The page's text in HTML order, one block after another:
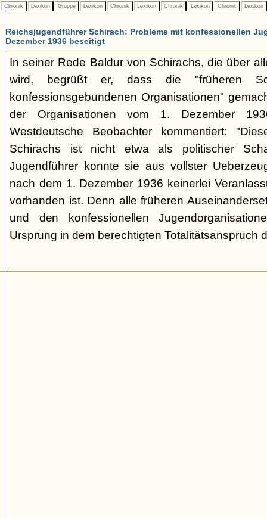
Chronik Lexikon Gruppe Lexikon Chronik Lexikon Chronik Lexikon Chronik Lexikon
Reichsjugendführer Schirach: Probleme mit konfessionellen
Dezember 1936 beseitigt
In seiner Rede Baldur von Schirachs, die über
wird, begrüßt er, dass die "früheren
konfessionsgebundenen Organisationen"
der Organisationen vom 1. Dezember
Westdeutsche Beobachter kommentiert:
Schirachs ist nicht etwa als politischer
Jugendführer konnte sie aus vollster
nach dem 1. Dezember 1936 keinerlei
vorhanden ist. Denn alle früheren
und den konfessionellen
Ursprung in dem berechtigten Totalitätsanspruch